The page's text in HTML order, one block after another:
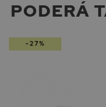
PODERÁ
-27%